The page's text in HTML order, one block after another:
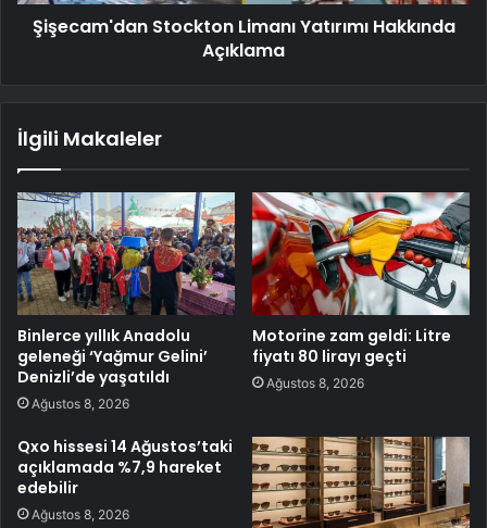
Şişecam'dan Stockton Limanı Yatırımı Hakkında
Açıklama
İlgili Makaleler
Binlerce yıllık Anadolu
geleneği ‘Yağmur Gelini’
Denizli’de yaşatıldı
Ağustos 8, 2026
Motorine zam geldi: Litre
fiyatı 80 lirayı geçti
Ağustos 8, 2026
Qxo hissesi 14 Ağustos’taki
açıklamada %7,9 hareket
edebilir
Ağustos 8, 2026